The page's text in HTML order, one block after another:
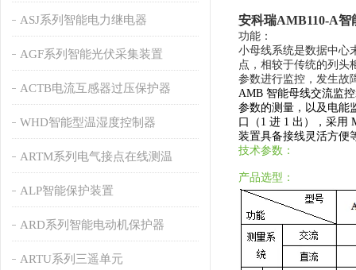
ASJ系列智能电力继电器
AGF系列智能光伏采集装置
ACTB电流互感器过压保护器
WHD智能型温湿度控制器
ARTM系列电气接点在线测温
ALP智能保护装置
ARD系列智能电动机保护器
ARTU系列三遥单元
安科瑞AMB110-A智
功能：
小母线系统是数据中心
点，相较于传统的列头
参数进行监控，发生故
AMB 智能母线交流监
参数的测量，以及电能
口（1 进 1 出），采用
装置具备接线灵活方便
技术参数：
产品选型：